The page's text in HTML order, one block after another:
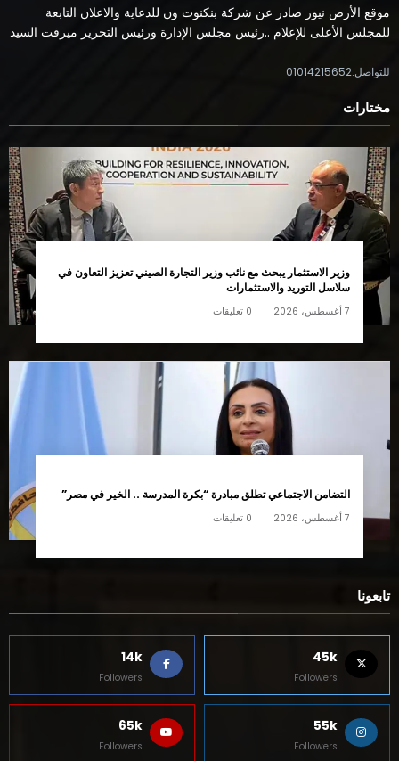
موقع الأرض نيوز صادر عن شركة بنكنوت ون للدعاية والاعلان التابعة
للمجلس الأعلى للإعلام ..رئيس مجلس الإدارة ورئيس التحرير ميرفت السيد
للتواصل:01014215652
مختارات
وزير الاستثمار يبحث مع نائب وزير التجارة الصيني تعزيز التعاون في
سلاسل التوريد والاستثمارات
7 أغسطس، 2026 0 تعليقات
التضامن الاجتماعي تطلق مبادرة “بكرة المدرسة .. الخير في مصر”
7 أغسطس، 2026 0 تعليقات
تابعونا
45k
Followers
14k
Followers
55k
Followers
65k
Followers